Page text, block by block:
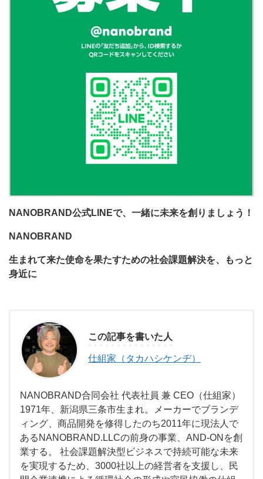
NANOBRAND公式LINEで、一緒に未来を創りましょう！
NANOBRAND
生まれて来た使命を果たすための社会課題解決を、もっと
身近に
この記事を書いた人
仕組家（タカハシケンヂ）
NANOBRAND合同会社 代表社員 兼 CEO（仕組家）
1971年、新潟県三条市生まれ。メーカーでブランデ
ィング、商品開発を修得したのち2011年に現法人で
あるNANOBRAND.LLCの前身の事業、AND-ONを創
業する。 社会課題解決型ビジネスで持続可能な未来
を実現するため、3000社以上の経営者を支援し、民